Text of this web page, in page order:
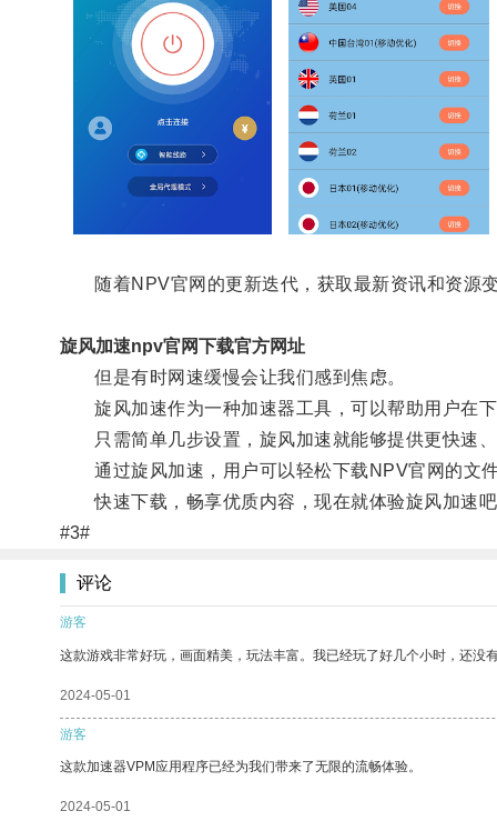
随着NPV官网的更新迭代，获取最新资讯和资源变
旋风加速npv官网下载官方网址
但是有时网速缓慢会让我们感到焦虑。
旋风加速作为一种加速器工具，可以帮助用户在下
只需简单几步设置，旋风加速就能够提供更快速、
通过旋风加速，用户可以轻松下载NPV官网的文件
快速下载，畅享优质内容，现在就体验旋风加速吧
#3#
评论
游客
这款游戏非常好玩，画面精美，玩法丰富。我已经玩了好几个小时，还没有
2024-05-01
游客
这款加速器VPM应用程序已经为我们带来了无限的流畅体验。
2024-05-01